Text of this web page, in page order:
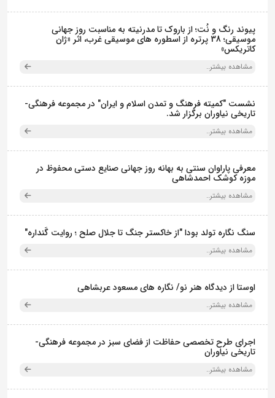
پیوند رنگ و نُت؛ از باروک تا مدرنیته به مناسبت روز جهانی
موسیقی؛ 38 پرتره از اسطوره های موسیقی غرب، اثر «ژان
کاتریکس»
مشاهده بیشتر..
نشست "کمیته فرهنگ و تمدن اسلام و ایران" در مجموعه فرهنگی‌-
تاریخی نیاوران برگزار شد.
مشاهده بیشتر..
معرفی پاراوان سنتی به بهانه روز جهانی صنایع دستی محفوظ در
موزه کوشک احمدشاهی
مشاهده بیشتر..
سنگ نگاره تولد بودا "از خاکستر جنگ تا جلال صلح ؛ روایت گَنداره"
مشاهده بیشتر..
اوستا از دیدگاه هنر نو/ نگاره های مسعود عربشاهی
مشاهده بیشتر..
اجرای طرح تخصصی حفاظت از فضای سبز در مجموعه فرهنگی-
تاریخی نیاوران
مشاهده بیشتر..